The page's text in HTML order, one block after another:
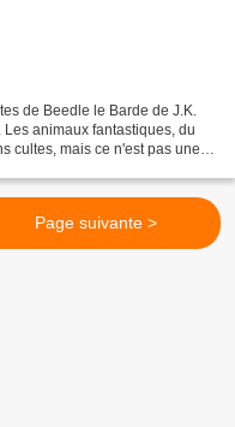
de Beedle le Barde de J.K.
animaux fantastiques, du
cultes, mais ce n'est pas une
Page suivante >